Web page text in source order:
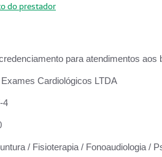
do prestador
para atendimentos aos
Cardiológicos LTDA
4
/ Fisioterapia / Fonoaudiologia /